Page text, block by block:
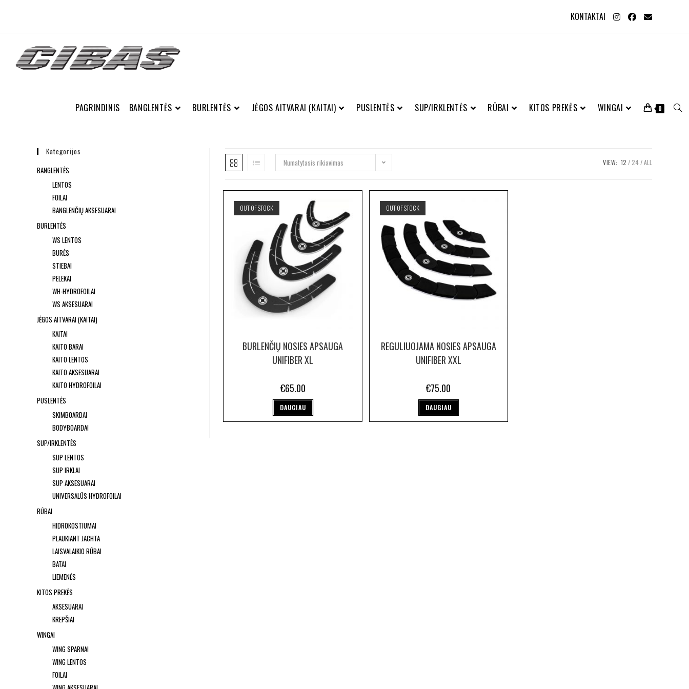
KONTAKTAI
PAGRINDINIS BANGLENTĖS BURLENTĖS JĖGOS AITVARAI (KAITAI) PUSLENTĖS SUP/IRKLENTĖS RŪBAI KITOS PREKĖS WINGAI 0
Numatytasis rikiavimas VIEW: 12 24 ALL
OUT OF STOCK
BURLENČIŲ NOSIES APSAUGA
UNIFIBER XL
€65.00
DAUGIAU
OUT OF STOCK
REGULIUOJAMA NOSIES APSAUGA
UNIFIBER XXL
€75.00
DAUGIAU
Kategorijos
BANGLENTĖS
LENTOS
FOILAI
BANGLENČIŲ AKSESUARAI
BURLENTĖS
WS LENTOS
BURĖS
STIEBAI
PELEKAI
WH-HYDROFOILAI
WS AKSESUARAI
JĖGOS AITVARAI (KAITAI)
KAITAI
KAITO BARAI
KAITO LENTOS
KAITO AKSESUARAI
KAITO HYDROFOILAI
PUSLENTĖS
SKIMBOARDAI
BODYBOARDAI
SUP/IRKLENTĖS
SUP LENTOS
SUP IRKLAI
SUP AKSESUARAI
UNIVERSALŪS HYDROFOILAI
RŪBAI
HIDROKOSTIUMAI
PLAUKIANT JACHTA
LAISVALAIKIO RŪBAI
BATAI
LIEMENĖS
KITOS PREKĖS
AKSESUARAI
KREPŠIAI
WINGAI
WING SPARNAI
WING LENTOS
FOILAI